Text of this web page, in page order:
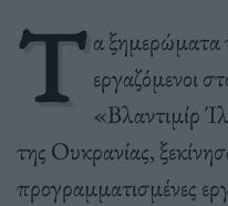
Τ α ξημερώματα
εργαζόμενοι
«Βλαντιμίρ
της Ουκρανίας,
προγραμματισμένες